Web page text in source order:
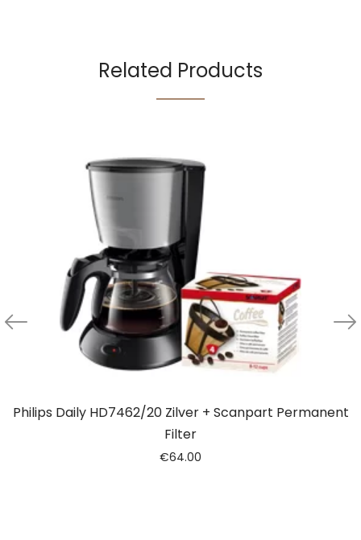
Related Products
Philips Daily HD7462/20 Zilver + Scanpart Permanent
Filter
€64.00